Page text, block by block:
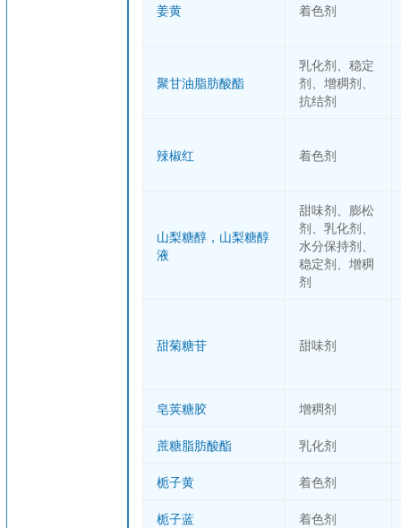
姜黄 着色剂
聚甘油脂肪酸酯
乳化剂、稳定
剂、增稠剂、
抗结剂
辣椒红 着色剂
山梨糖醇，山梨糖醇
液
甜味剂、膨松
剂、乳化剂、
水分保持剂、
稳定剂、增稠
剂
甜菊糖苷 甜味剂
皂荚糖胶 增稠剂
蔗糖脂肪酸酯 乳化剂
栀子黄 着色剂
栀子蓝 着色剂